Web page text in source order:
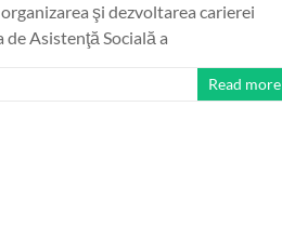
şi dezvoltarea carierei
Asistenţă Socială a
Read more